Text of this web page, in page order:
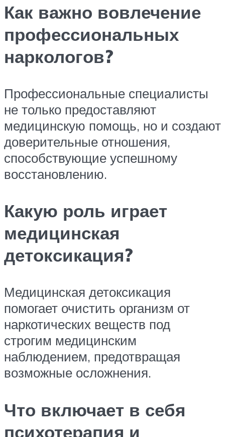
Как важно вовлечение
профессиональных
наркологов?
Профессиональные специалисты
не только предоставляют
медицинскую помощь, но и создают
доверительные отношения,
способствующие успешному
восстановлению.
Какую роль играет
медицинская
детоксикация?
Медицинская детоксикация
помогает очистить организм от
наркотических веществ под
строгим медицинским
наблюдением, предотвращая
возможные осложнения.
Что включает в себя
психотерапия и